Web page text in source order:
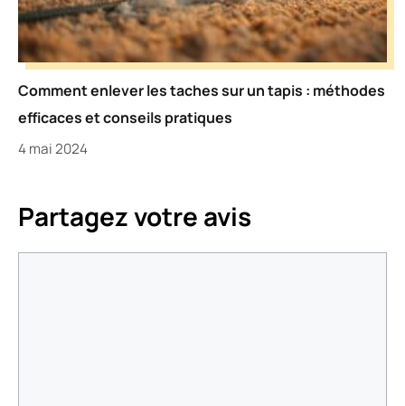
Comment enlever les taches sur un tapis : méthodes
efficaces et conseils pratiques
4 mai 2024
Partagez votre avis